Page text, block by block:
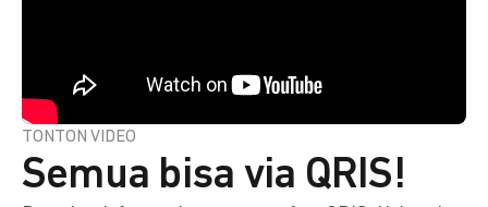
TONTON VIDEO
Semua bisa via QRIS!